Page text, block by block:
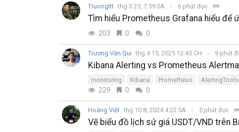
TruongItt thg 3 25, 7:59 SA 6 phút đọc
Tìm hiểu Prometheus Grafana hiểu để
203 0 0
Trương Văn Qui thg 4 15, 2025 12:45 CH 9 phút
Kibana Alerting vs Prometheus
monitoring Kibana Prometheus AlertingTools
229 0 0
Hoàng Việt thg 10 8, 2024 4:22 SA 5 phút đọc
Vẽ biểu đồ lịch sử giá USDT/VND trên